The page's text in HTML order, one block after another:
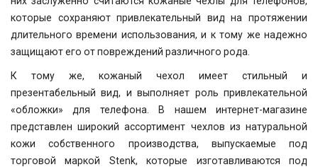
которые сохраняют привлекательный вид на протяжении
длительного времени использования, и к тому же надежно
защищают его от повреждений различного рода.
К тому же, кожаный чехол имеет стильный и
презентабельный вид, и выполняет роль привлекательной
«обложки» для телефона. В нашем интернет-магазине
представлен широкий ассортимент чехлов из натуральной
кожи собственного производства, выпускаемые под
торговой маркой Stenk, которые изготавливаются под